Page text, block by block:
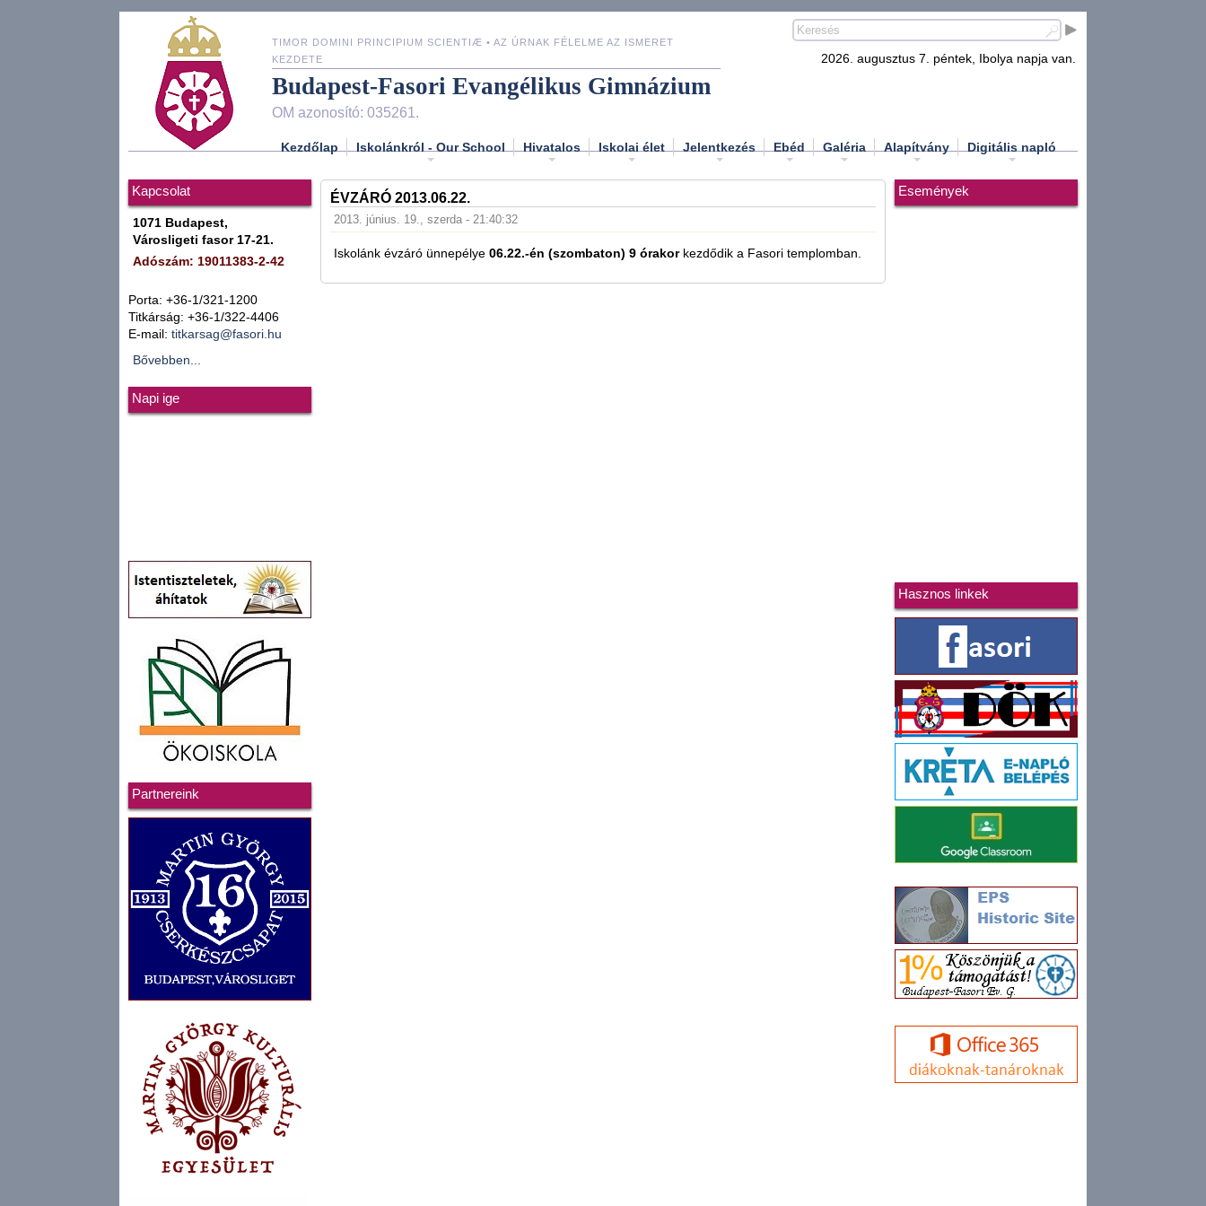
TIMOR DOMINI PRINCIPIUM SCIENTIÆ • AZ ÚRNAK FÉLELME AZ ISMERET
KEZDETE
Budapest-Fasori Evangélikus Gimnázium
OM azonosító: 035261.
2026. augusztus 7. péntek, Ibolya napja van.
Kezdőlap Iskolánkról - Our School Hivatalos Iskolai élet Jelentkezés Ebéd Galéria Alapítvány Digitális napló
Kapcsolat
1071 Budapest,
Városligeti fasor 17-21.
Adószám: 19011383-2-42
Porta: +36-1/321-1200
Titkárság: +36-1/322-4406
E-mail: titkarsag@fasori.hu
Bővebben...
Napi ige
Partnereink
ÉVZÁRÓ 2013.06.22.
2013. június. 19., szerda - 21:40:32
Iskolánk évzáró ünnepélye 06.22.-én (szombaton) 9 órakor kezdődik a Fasori templomban.
Események
Hasznos linkek